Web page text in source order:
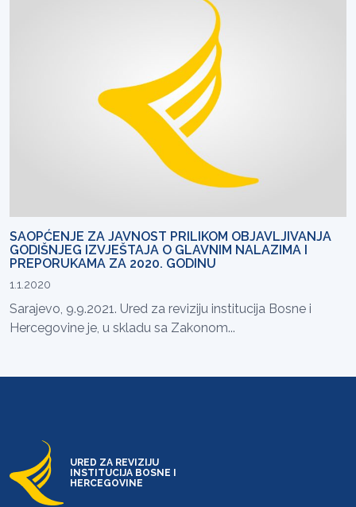
SAOPĆENJE ZA JAVNOST PRILIKOM OBJAVLJIVANJA
GODIŠNJEG IZVJEŠTAJA O GLAVNIM NALAZIMA I
PREPORUKAMA ZA 2020. GODINU
1.1.2020
Sarajevo, 9.9.2021. Ured za reviziju institucija Bosne i
Hercegovine je, u skladu sa Zakonom...
URED ZA REVIZIJU
INSTITUCIJA BOSNE I
HERCEGOVINE